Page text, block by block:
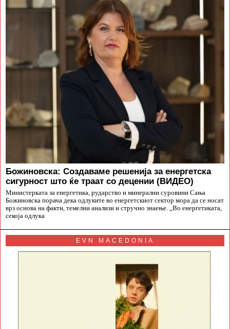
Божиновска: Создаваме решенија за енергетска
сигурност што ќе траат со децении (ВИДЕО)
Министерката за енергетика, рударство и минерални суровини Сања
Божиновска порача дека одлуките во енергетскиот сектор мора да се носат
врз основа на факти, темелни анализи и стручно знаење. „Во енергетиката,
секоја одлука
EVN MACEDONIA